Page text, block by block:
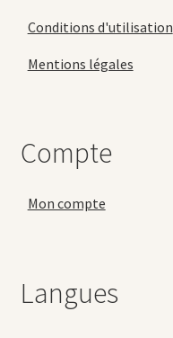
Conditions d'utilisation
Mentions légales
Compte
Mon compte
Langues